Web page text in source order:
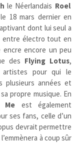
le Néerlandais Roel
18 mars dernier en
dont lui seul a
entre électro tout en
encore un peu
des Flying Lotus,
pour qui le
plusieurs années et
propre musique. En
Me est également
ses fans, celle d’un
devrait permettre
à coup sûr